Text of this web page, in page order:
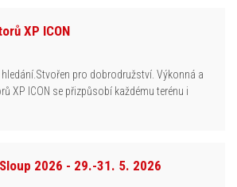
XP ICON
hledání.Stvořen pro dobrodružství. Výkonná a
XP ICON se přizpůsobí každému terénu i
2026 - 29.-31. 5. 2026